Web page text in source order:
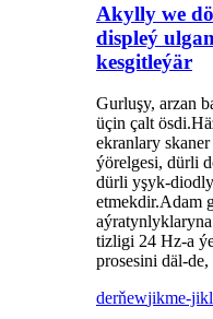
Akylly we
displeý
kesgitleýär
Gurluşy, arzan
üçin çalt
ekranlary
ýörelgesi, dürli
dürli yşyk-
etmekdir.Adam
tizligi 24 Hz-a
prosesini däl-
derňewjikme-